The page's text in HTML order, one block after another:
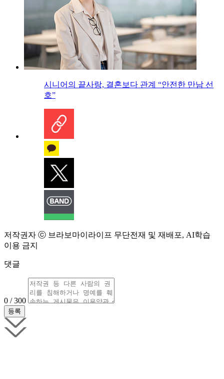
시니어의 끝사랑, 결혼보다 관계 “안전한 만남 선
호”
저작권자 ⓒ 브라보마이라이프 무단전재 및 재배포, AI학습
이용 금지
댓글
0 / 300